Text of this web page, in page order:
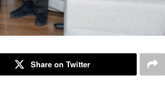
Share on Twitter